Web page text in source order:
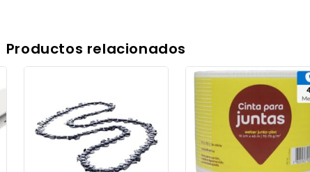
Productos relacionados